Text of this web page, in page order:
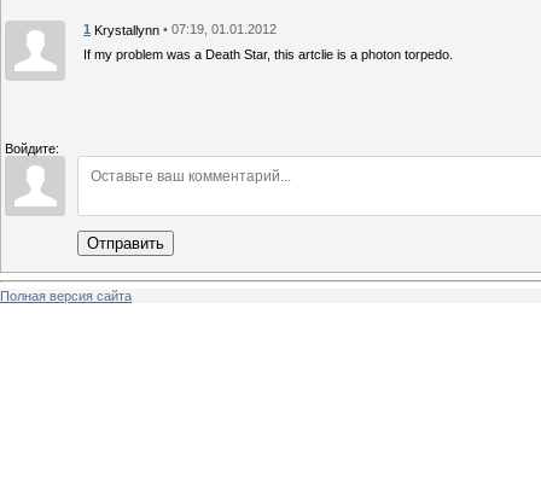
1 Krystallynn • 07:19, 01.01.2012
If my problem was a Death Star, this artclie is a photon torpedo.
Войдите:
Отправить
Полная версия сайта